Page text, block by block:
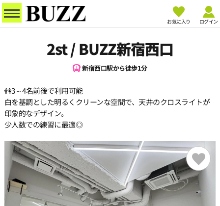
お気に入り ログイン
2st / BUZZ新宿西口
新宿西口駅から徒歩1分
👫3～4名前後で利用可能
白を基調とした明るくクリーンな空間で、天井のクロスライトが
印象的なデザイン。
少人数での練習に最適◎